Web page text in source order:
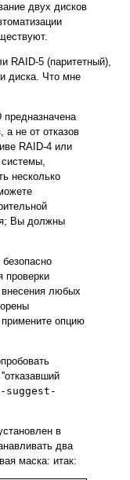
двух дисков
RAID-5 (паритетный),
диска. Что мне
предназначена
, а не от отказов
RAID-4 или
несколько
Вы должны
проверки
внесения любых
опцию
suggest-
в
два
маска: итак: